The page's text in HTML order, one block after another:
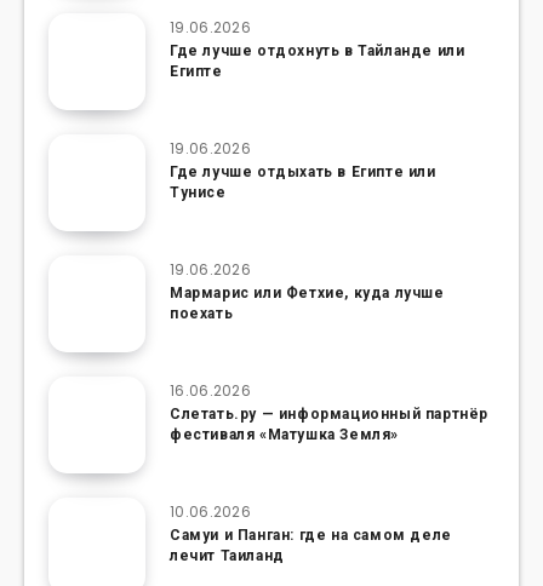
19.06.2026
Где лучше отдохнуть в Тайланде или
Египте
19.06.2026
Где лучше отдыхать в Египте или
Тунисе
19.06.2026
Мармарис или Фетхие, куда лучше
поехать
16.06.2026
Слетать.ру — информационный партнёр
фестиваля «Матушка Земля»
10.06.2026
Самуи и Панган: где на самом деле
лечит Таиланд